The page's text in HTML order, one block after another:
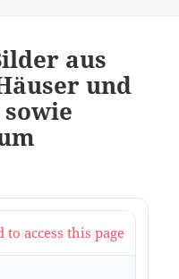
aus
und
sowie
access this page